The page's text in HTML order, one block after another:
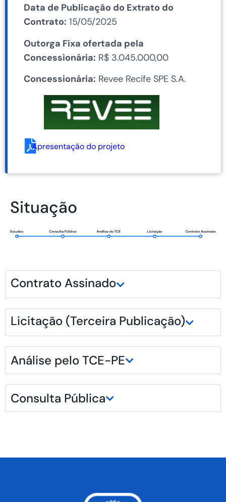
Data de Publicação do Extrato do
Contrato: 15/05/2025
Outorga Fixa ofertada pela
Concessionária: R$ 3.045.000,00
Concessionária: Revee Recife SPE S.A.
Apresentação do projeto
Situação
Contrato Assinado
Licitação (Terceira Publicação)
Análise pelo TCE-PE
Consulta Pública